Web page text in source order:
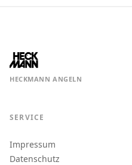
HECKMANN ANGELN
SERVICE
Impressum
Datenschutz